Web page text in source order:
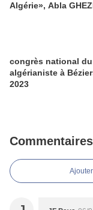
Algérie», Abla
congrès national
algérianiste à
2023
Commentaires